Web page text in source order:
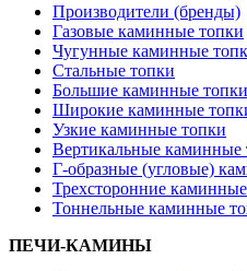
Производители (бренды)
Газовые каминные топки
Чугунные каминные
Стальные топки
Большие каминные топки
Широкие каминные
Узкие каминные топки
Вертикальные каминные
Г-образные (угловые)
Трехсторонние
Тоннельные каминные
ПЕЧИ-КАМИНЫ